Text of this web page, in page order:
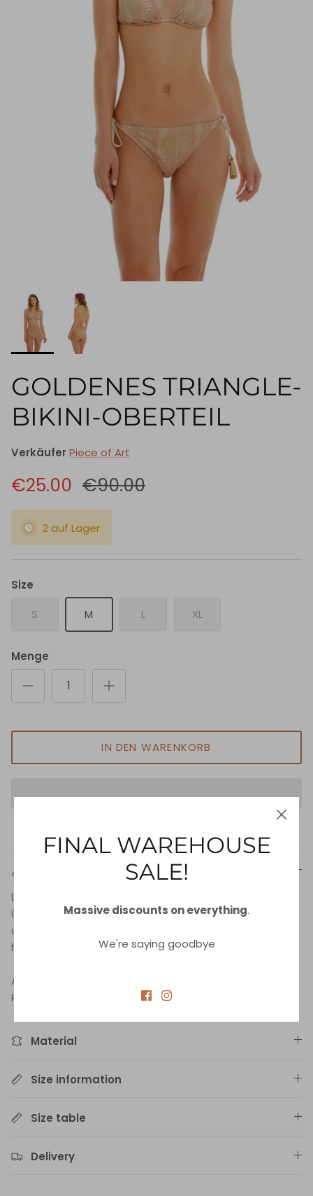
GOLDENES TRIANGLE-
BIKINI-OBERTEIL
VerkäuferPiece of Art
€25.00 €90.00
2 auf Lager
Size
S
M L XL
Menge
IN DEN WARENKORB
Der goldene Triangel-Bikini-BH hat eine schöne
Überlage aus Häkelstoff. Er hat Bänder am oberen Hals
und Rücken für eine anpassbare Passform und weiche,
herausnehmbare Polster.
Auf Lager, Lieferung bis zu 3 Tage.
Produkte auf Anfrage, Lieferung bis zu 14 Tage.
Material
Size information
Size table
Delivery
FINAL WAREHOUSE
SALE!
Massive discounts on everything.
We're saying goodbye